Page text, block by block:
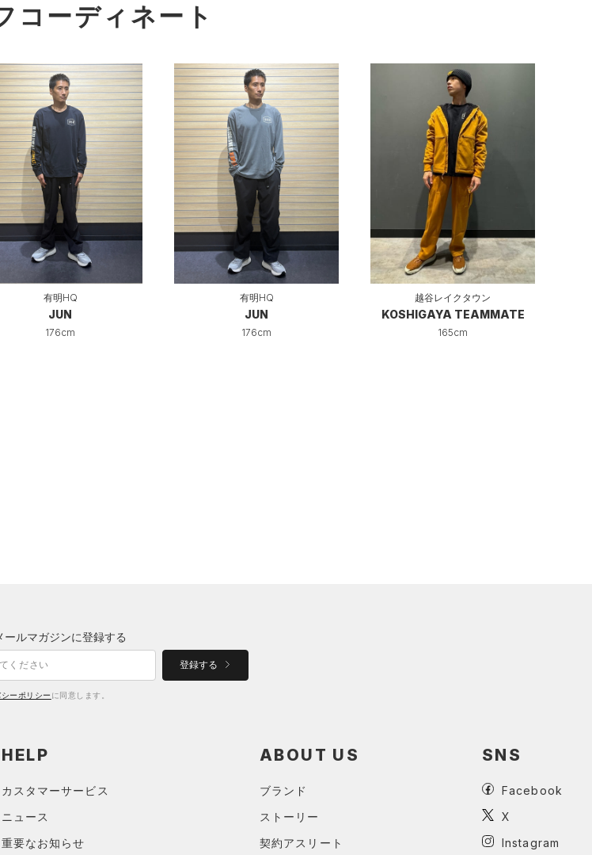
コーディネート
有明HQ
JUN
176cm
有明HQ
JUN
176cm
越谷レイクタウン
KOSHIGAYA TEAMMATE
165cm
ールマガジンに登録する
登録する
ーポリシー に同意します。
HELP
カスタマーサービス
ニュース
重要なお知らせ
ABOUT US
ブランド
ストーリー
契約アスリート
SNS
Facebook
X
Instagram